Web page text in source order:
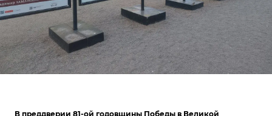
В преддверии 81-ой годовщины Победы в Великой